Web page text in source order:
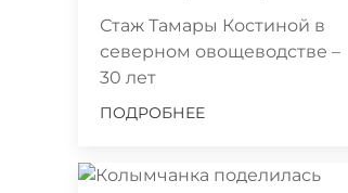
Стаж Тамары Костиной в
северном овощеводстве –
30 лет
ПОДРОБНЕЕ